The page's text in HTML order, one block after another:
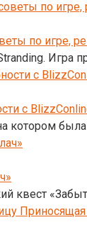
по игре,
Игра
с
котором
квест